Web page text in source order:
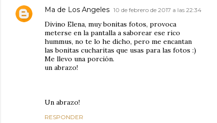
Ma de Los Angeles 10 de febrero de 2017 a las 22:34
Divino Elena, muy bonitas fotos, provoca
meterse en la pantalla a saborear ese rico
hummus, no te lo he dicho, pero me encantan
las bonitas cucharitas que usas para las fotos :)
Me llevo una porción.
un abrazo!
Un abrazo!
RESPONDER